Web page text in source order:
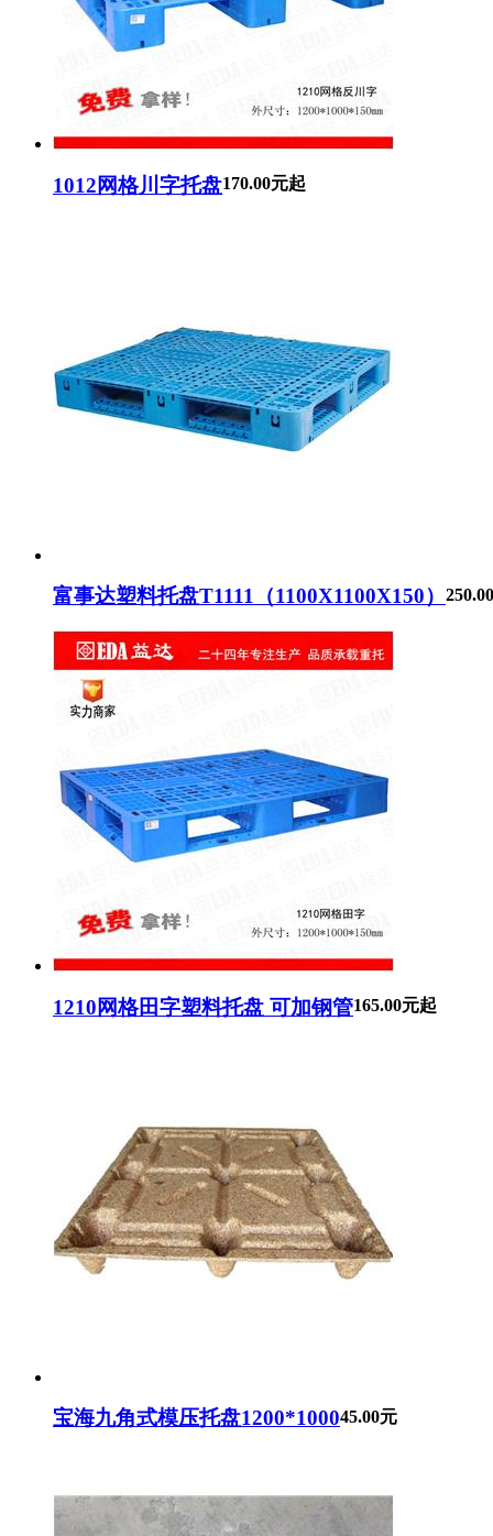
1012网格川字托盘170.00元起
富事达塑料托盘T1111（1100X1100X150）
1210网格田字塑料托盘 可加钢管165.00元起
宝海九角式模压托盘1200*100045.00元